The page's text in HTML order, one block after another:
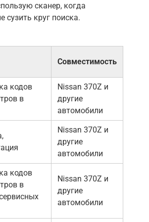
сканер, когда
сузить круг поиска.
Совместимость
кодов
в
Nissan 370Z и
другие
автомобили
Nissan 370Z и
другие
автомобили
кодов
в
Nissan 370Z и
другие
автомобили